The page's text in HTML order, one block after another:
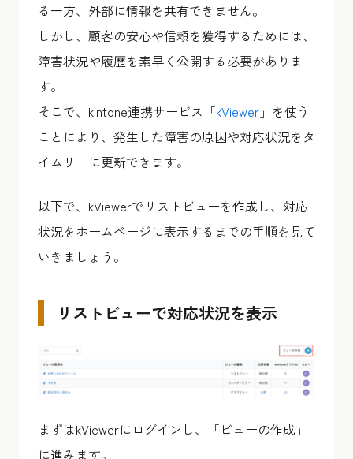
る一方、外部に情報を共有できません。
しかし、顧客の安心や信頼を獲得するためには、
障害状況や履歴を素早く公開する必要がありま
す。
そこで、kintone連携サービス「kViewer 」を使う
ことにより、発生した障害の原因や対応状況をタ
イムリーに更新できます。
以下で、kViewerでリストビューを作成し、対応
状況をホームページに表示するまでの手順を見て
いきましょう。
リストビューで対応状況を表示
まずはkViewerにログインし、「ビューの作成」
に進みます。